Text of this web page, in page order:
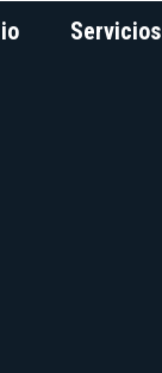
Servicios